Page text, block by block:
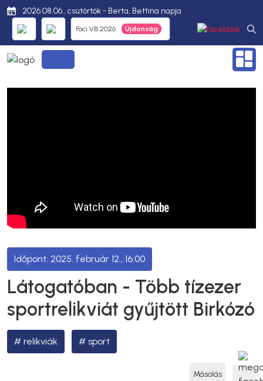
2026.08.06., csütörtök - Berta, Bettina napja
Foci VB 2026
2025. február 12., 16:00
Látogatóban - Több tízezer
sportrelikviát gyűjtött Birkózó
relikviák sport
Másolás